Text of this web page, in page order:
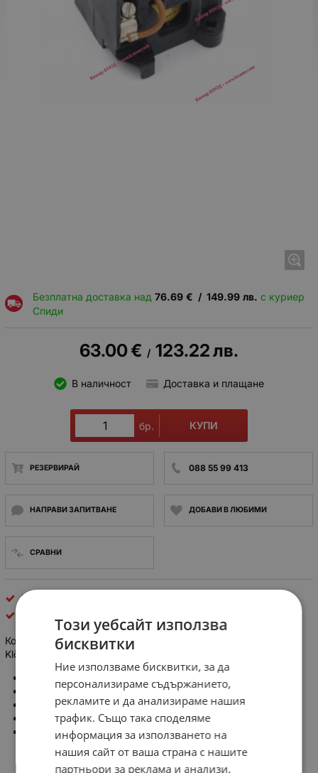
Безплатна доставка над 76.69 € / 149.99 лв. с куриер
Спиди
63.00€ / 123.22лв.
В наличност Доставка и плащане
бр. КУПИ
РЕЗЕРВИРАЙ 088 55 99 413
НАПРАВИ ЗАПИТВАНЕ ДОБАВИ В ЛЮБИМИ
СРАВНИ
AC контактори
Контактор DIL 00a-52 бобина 220/240V AC 50/60Hz Eaton /
Klöckner Moeller
Монтаж: DIN, на панел
Серия контактор: DIL 00a
Изводи: винтови клеми
Бобина: 220/240V AC 50/60Hz
Този уебсайт използва
бисквитки
Ние използваме бисквитки, за да
персонализираме съдържанието,
рекламите и да анализираме нашия
трафик. Също така споделяме
информация за използването на
нашия сайт от ваша страна с нашите
партньори за реклама и анализи,